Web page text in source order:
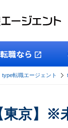
職なら
type転職エージェント
東京】